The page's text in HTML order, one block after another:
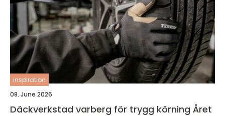
inspiration
08. June 2026
Däckverkstad varberg för trygg körning Året